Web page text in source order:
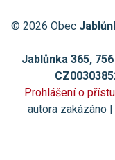
© 2026 Obec
Jablůnka 365,
Prohlášení o
autora zakázáno